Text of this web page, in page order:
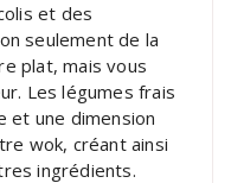
et des
seulement de la
plat, mais vous
Les légumes frais
et une dimension
wok, créant ainsi
ingrédients.